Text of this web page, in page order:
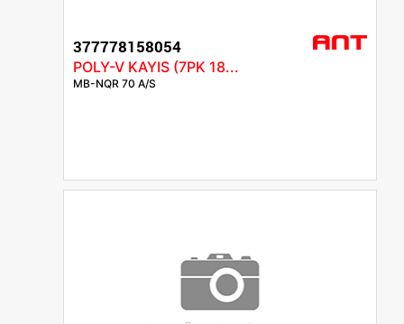
377778158054
POLY-V KAYIS (7PK 18...
MB-NQR 70 A/S